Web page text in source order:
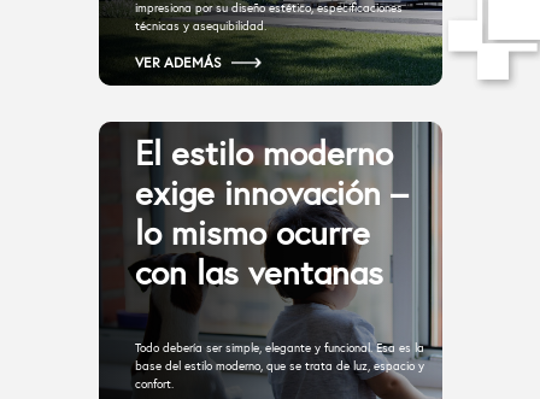
impresiona por su diseño estético, especificaciones
técnicas y asequibilidad.
VER ADEMÁS
El estilo moderno
exige innovación –
lo mismo ocurre
con las ventanas
Todo debería ser simple, elegante y funcional. Esa es la
base del estilo moderno, que se trata de luz, espacio y
confort.